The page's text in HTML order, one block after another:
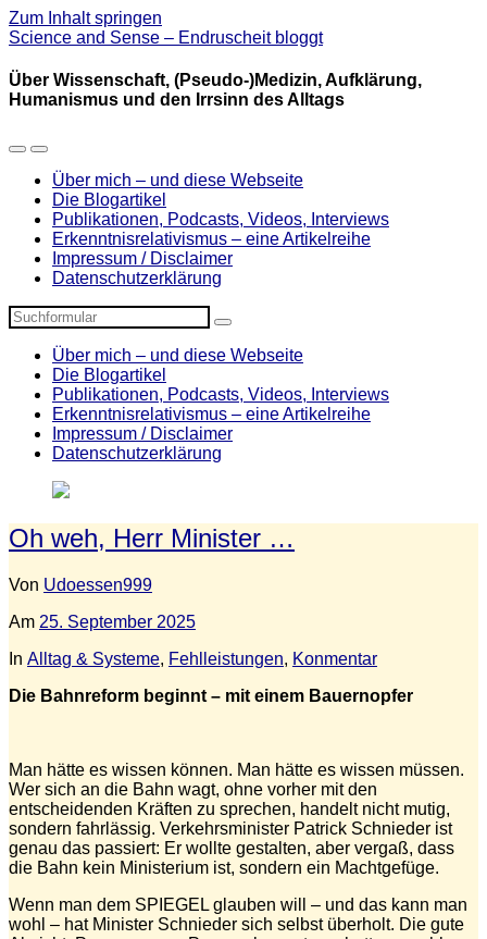
Zum Inhalt springen
Science and Sense – Endruscheit bloggt
Über Wissenschaft, (Pseudo-)Medizin, Aufklärung,
Humanismus und den Irrsinn des Alltags
Mobil-
umschalten
Suchfeld
umschalten
Über mich – und diese Webseite
Die Blogartikel
Publikationen, Podcasts, Videos, Interviews
Erkenntnisrelativismus – eine Artikelreihe
Impressum / Disclaimer
Datenschutzerklärung
Suchen
Über mich – und diese Webseite
Die Blogartikel
Publikationen, Podcasts, Videos, Interviews
Erkenntnisrelativismus – eine Artikelreihe
Impressum / Disclaimer
Datenschutzerklärung
Oh weh, Herr Minister …
Von Udoessen999
Am 25. September 2025
In Alltag & Systeme, Fehlleistungen, Konmentar
Die Bahnreform beginnt – mit einem Bauernopfer
Man hätte es wissen können. Man hätte es wissen müssen.
Wer sich an die Bahn wagt, ohne vorher mit den
entscheidenden Kräften zu sprechen, handelt nicht mutig,
sondern fahrlässig. Verkehrsminister Patrick Schnieder ist
genau das passiert: Er wollte gestalten, aber vergaß, dass
die Bahn kein Ministerium ist, sondern ein Machtgefüge.
Wenn man dem SPIEGEL glauben will – und das kann man
wohl – hat Minister Schnieder sich selbst überholt. Die gute